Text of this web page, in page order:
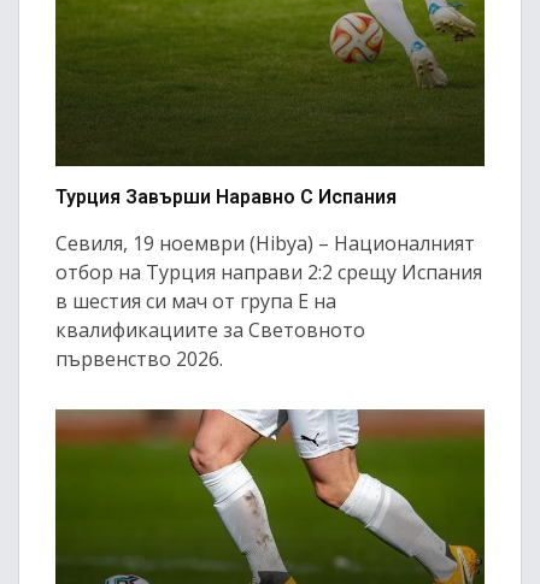
Турция Завърши Наравно С Испания
Севиля, 19 ноември (Hibya) – Националният
отбор на Турция направи 2:2 срещу Испания
в шестия си мач от група Е на
квалификациите за Световното
първенство 2026.